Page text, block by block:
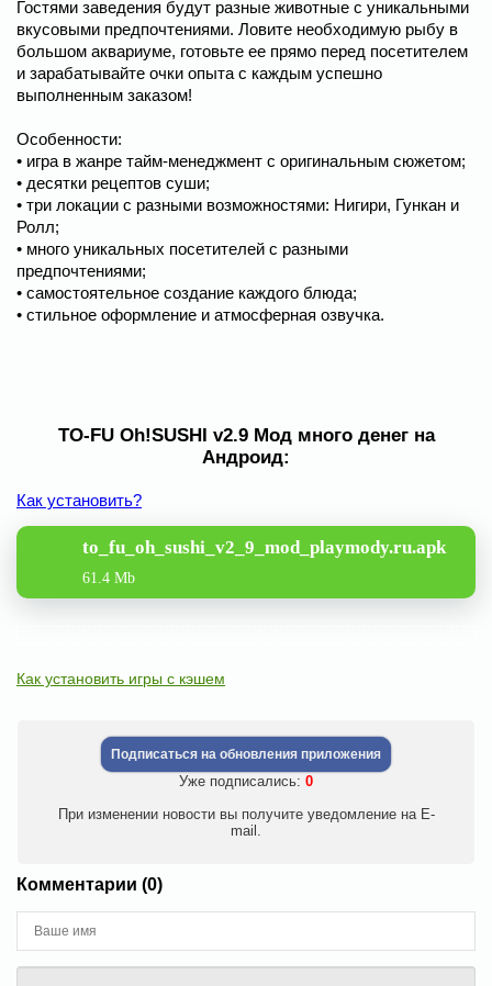
Гостями заведения будут разные животные с уникальными
вкусовыми предпочтениями. Ловите необходимую рыбу в
большом аквариуме, готовьте ее прямо перед посетителем
и зарабатывайте очки опыта с каждым успешно
выполненным заказом!
Особенности:
• игра в жанре тайм-менеджмент с оригинальным сюжетом;
• десятки рецептов суши;
• три локации с разными возможностями: Нигири, Гункан и
Ролл;
• много уникальных посетителей с разными
предпочтениями;
• самостоятельное создание каждого блюда;
• стильное оформление и атмосферная озвучка.
TO-FU Oh!SUSHI v2.9 Мод много денег на
Андроид:
Как установить?
to_fu_oh_sushi_v2_9_mod_playmody.ru.apk
61.4 Mb
Как установить игры с кэшем
Подписаться на обновления приложения
Уже подписались: 0
При изменении новости вы получите уведомление на E-
mail.
Комментарии (0)